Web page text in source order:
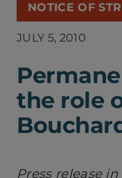
NOTICE OF
JULY 5, 2010
the role
Press release